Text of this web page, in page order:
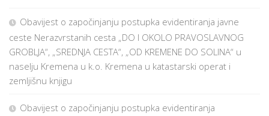
Obavijest o započinjanju postupka evidentiranja javne
ceste Nerazvrstanih cesta „DO I OKOLO PRAVOSLAVNOG
GROBLJA“, „SREDNJA CESTA“, „OD KREMENE DO SOLINA“ u
naselju Kremena u k.o. Kremena u katastarski operat i
zemljišnu knjigu
Obavijest o započinjanju postupka evidentiranja